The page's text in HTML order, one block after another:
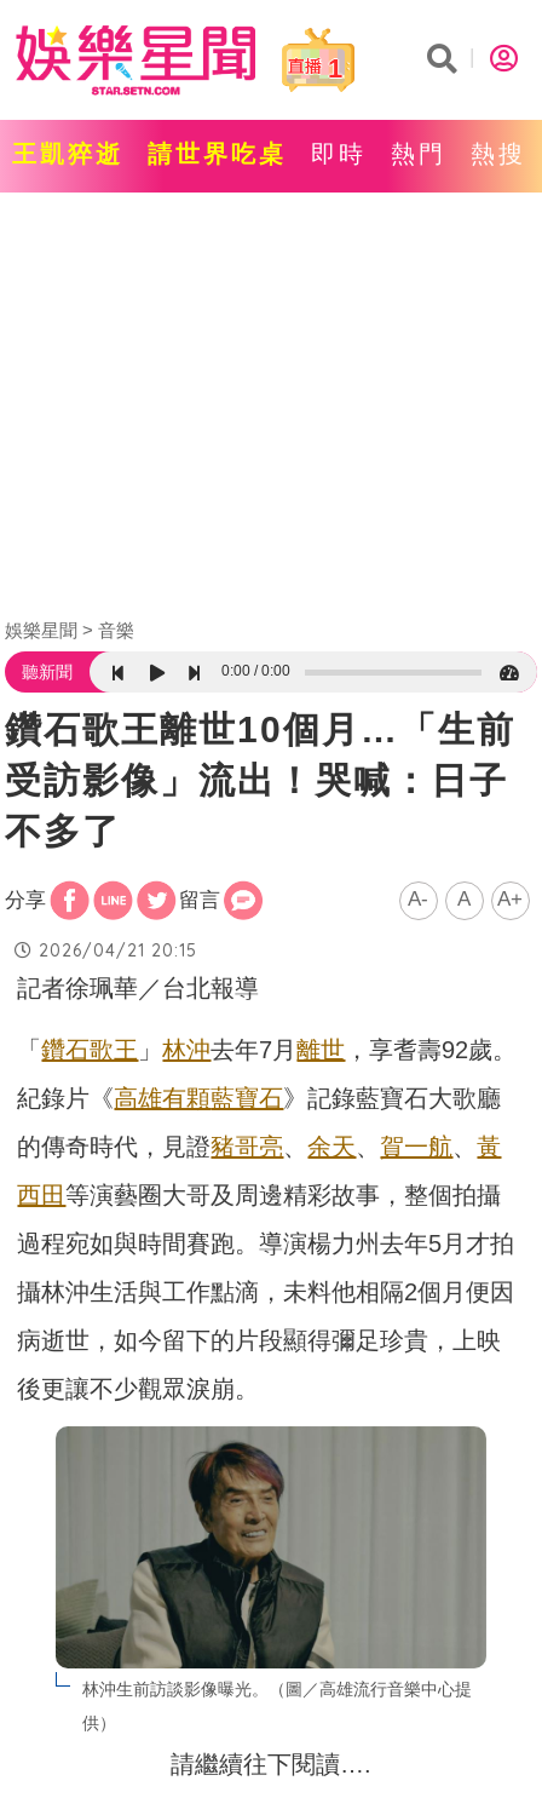
1
王凱猝逝 請世界吃桌 即時 熱門 熱搜
娛樂星聞 音樂
聽新聞 0:00 0:00
鑽石歌王離世10個月…「生前
受訪影像」流出！哭喊：日子
不多了
分享 留言 A- A A+
2026/04/21 20:15
記者徐珮華／台北報導
「鑽石歌王 」林沖去年7月離世 ，享耆壽92歲。
紀錄片《高雄有顆藍寶石》記錄藍寶石大歌廳
的傳奇時代，見證豬哥亮、余天、 賀一航、黃
西田等演藝圈大哥及周邊精彩故事，整個拍攝
過程宛如與時間賽跑。導演楊力州去年5月才拍
攝林沖生活與工作點滴，未料他相隔2個月便因
病逝世，如今留下的片段顯得彌足珍貴，上映
後更讓不少觀眾淚崩。
林沖生前訪談影像曝光。（圖／高雄流行音樂中心提
供）
請繼續往下閱讀….